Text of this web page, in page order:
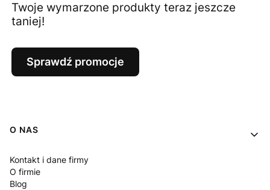
Twoje wymarzone produkty teraz jeszcze
taniej!
Sprawdź promocje
Linki w stopce
O NAS
Kontakt i dane firmy
O firmie
Blog